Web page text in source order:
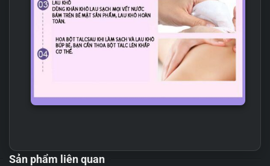
Sản phẩm liên quan